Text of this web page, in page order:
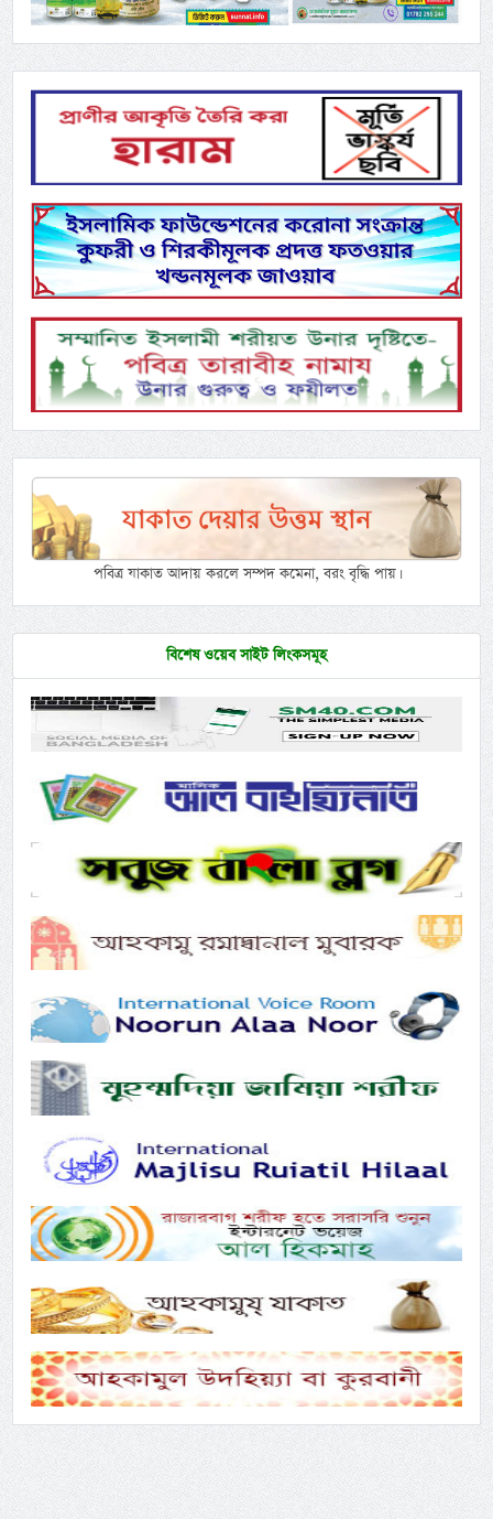
পবিত্র যাকাত আদায় করলে সম্পদ কমেনা, বরং বৃদ্ধি পায়।
বিশেষ ওয়েব সাইট লিংকসমূহ